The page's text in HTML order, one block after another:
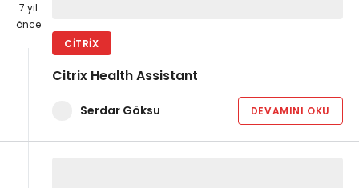
7 yıl
önce
CITRIX
Citrix Health Assistant
Serdar Göksu DEVAMINI OKU